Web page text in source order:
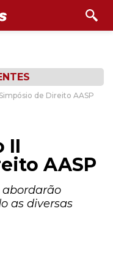
de Direito AASP
II
AASP
abordarão
as diversas